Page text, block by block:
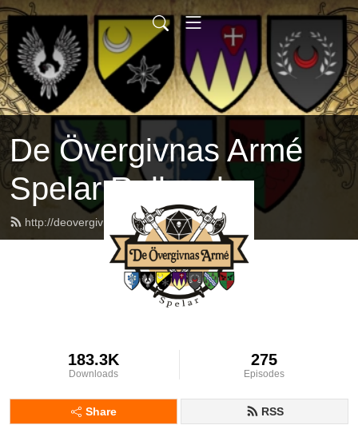
De Övergivnas Armé
Spelar Rollspel
http://deovergivnasarme.se/feed.xml
183.3K
Downloads
275
Episodes
Share RSS